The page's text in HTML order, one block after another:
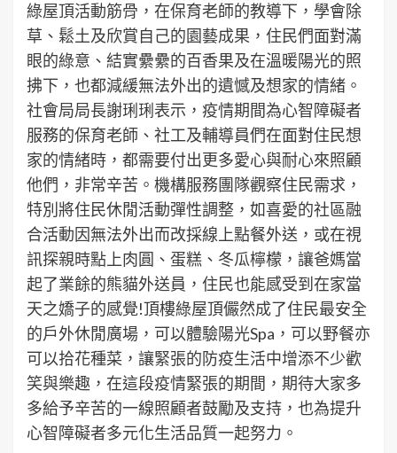
綠屋頂活動筋骨，在保育老師的教導下，學會除
草、鬆土及欣賞自己的園藝成果，住民們面對滿
眼的綠意、結實纍纍的百香果及在溫暖陽光的照
拂下，也都減緩無法外出的遺憾及想家的情緒。
社會局局長謝琍琍表示，疫情期間為心智障礙者
服務的保育老師、社工及輔導員們在面對住民想
家的情緒時，都需要付出更多愛心與耐心來照顧
他們，非常辛苦。機構服務團隊觀察住民需求，
特別將住民休閒活動彈性調整，如喜愛的社區融
合活動因無法外出而改採線上點餐外送，或在視
訊探親時點上肉圓、蛋糕、冬瓜檸檬，讓爸媽當
起了業餘的熊貓外送員，住民也能感受到在家當
天之嬌子的感覺!頂樓綠屋頂儼然成了住民最安全
的戶外休閒廣場，可以體驗陽光Spa，可以野餐亦
可以拾花種菜，讓緊張的防疫生活中增添不少歡
笑與樂趣，在這段疫情緊張的期間，期待大家多
多給予辛苦的一線照顧者鼓勵及支持，也為提升
心智障礙者多元化生活品質一起努力。